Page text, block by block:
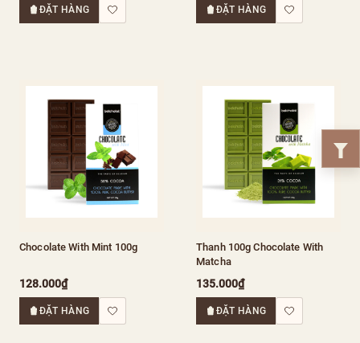
ĐẶT HÀNG ĐẶT HÀNG
Chocolate With Mint 100g
128.000₫
ĐẶT HÀNG
Thanh 100g Chocolate With
Matcha
135.000₫
ĐẶT HÀNG